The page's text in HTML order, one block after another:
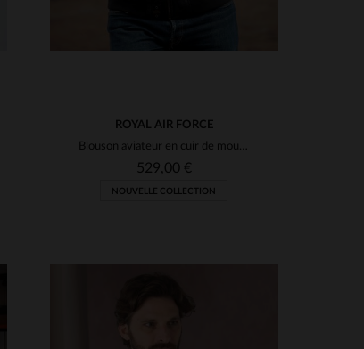
ROYAL AIR FORCE
Blouson aviateur en cuir de mouton bleu marine, inspiré de la RAF.
529,00 €
NOUVELLE COLLECTION